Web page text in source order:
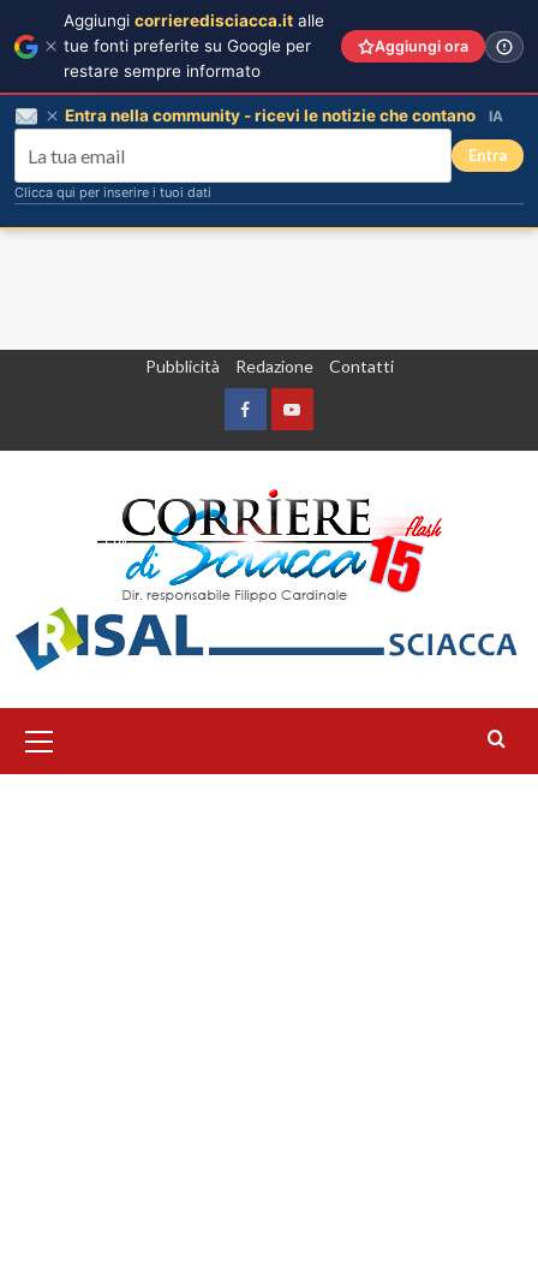
Pubblicità Redazione Contatti
FacebookYountube
principale
Aggiungi corrieredisciacca.it alle
tue fonti preferite su Google per
restare sempre informato
Aggiungi ora
Entra nella community - ricevi le notizie che contano IA
Entra
Clicca qui per inserire i tuoi dati